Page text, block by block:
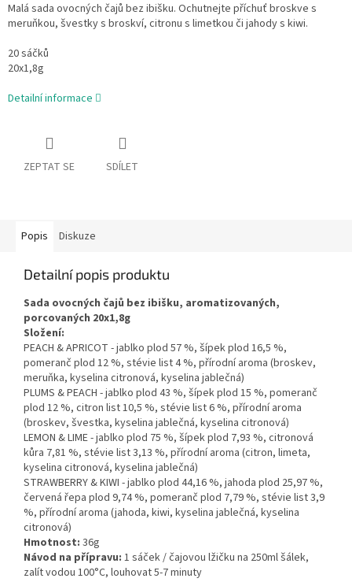
Malá sada ovocných čajů bez ibišku. Ochutnejte příchuť broskve s
meruňkou, švestky s broskví, citronu s limetkou či jahody s kiwi.
20 sáčků
20x1,8g
Detailní informace
ZEPTAT SE SDÍLET
Popis Diskuze
Detailní popis produktu
Sada ovocných čajů bez ibišku, aromatizovaných,
porcovaných 20x1,8g
Složení:
PEACH & APRICOT - jablko plod 57 %, šípek plod 16,5 %,
pomeranč plod 12 %, stévie list 4 %, přírodní aroma (broskev,
meruňka, kyselina citronová, kyselina jablečná)
PLUMS & PEACH - jablko plod 43 %, šípek plod 15 %, pomeranč
plod 12 %, citron list 10,5 %, stévie list 6 %, přírodní aroma
(broskev, švestka, kyselina jablečná, kyselina citronová)
LEMON & LIME - jablko plod 75 %, šípek plod 7,93 %, citronová
kůra 7,81 %, stévie list 3,13 %, přírodní aroma (citron, limeta,
kyselina citronová, kyselina jablečná)
STRAWBERRY & KIWI - jablko plod 44,16 %, jahoda plod 25,97 %,
červená řepa plod 9,74 %, pomeranč plod 7,79 %, stévie list 3,9
%, přírodní aroma (jahoda, kiwi, kyselina jablečná, kyselina
citronová)
Hmotnost: 36g
Návod na přípravu: 1 sáček / čajovou lžičku na 250ml šálek,
zalít vodou 100°C, louhovat 5-7 minuty